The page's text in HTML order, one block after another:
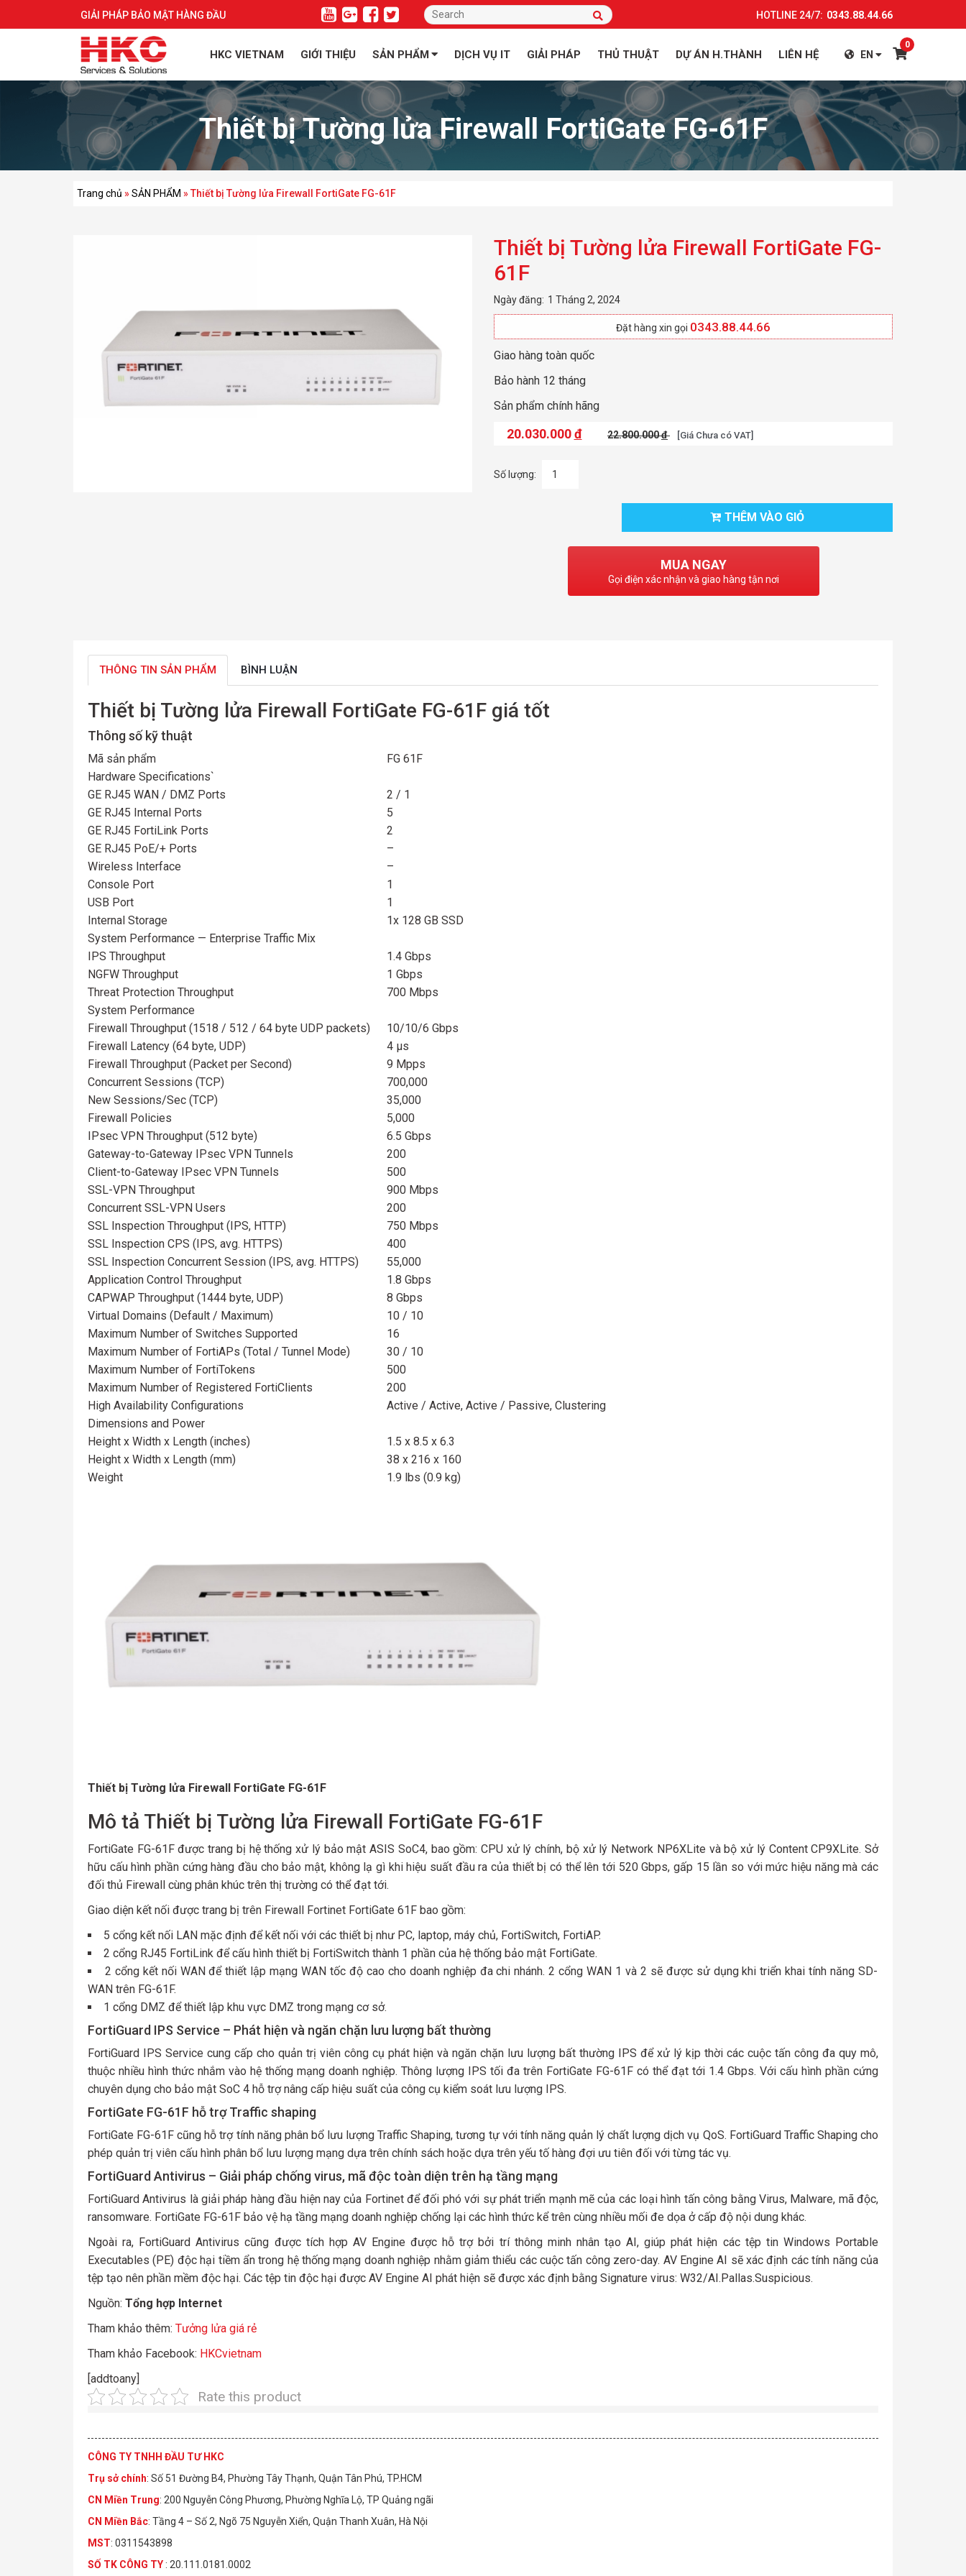
GIẢI PHÁP BẢO MẬT HÀNG ĐẦU HOTLINE 24/7: 0343.88.44.66
HKC VIETNAM GIỚI THIỆU SẢN PHẨM DỊCH VỤ IT GIẢI PHÁP THỦ THUẬT DỰ ÁN H.THÀNH LIÊN HỆ EN
0
Thiết bị Tường lửa Firewall FortiGate FG-61F
Trang chủ »SẢN PHẨM »Thiết bị Tường lửa Firewall FortiGate FG-61F
Thiết bị Tường lửa Firewall FortiGate FG-
61F
Ngày đăng: 1 Tháng 2, 2024
Đặt hàng xin gọi 0343.88.44.66
Giao hàng toàn quốc
Bảo hành 12 tháng
Sản phẩm chính hãng
20.030.000đ 22.800.000đ [Giá Chưa có VAT]
Số lượng:
THÊM VÀO GIỎ
MUA NGAY
Gọi điện xác nhận và giao hàng tận nơi
THÔNG TIN SẢN PHẨM BÌNH LUẬN
Thiết bị Tường lửa Firewall FortiGate FG-61F giá tốt
Thông số kỹ thuật
Mã sản phẩm
FG 61F
Hardware Specifications`
GE RJ45 WAN / DMZ Ports
2 / 1
GE RJ45 Internal Ports
5
GE RJ45 FortiLink Ports
2
GE RJ45 PoE/+ Ports
–
Wireless Interface
–
Console Port
1
USB Port
1
Internal Storage
1x 128 GB SSD
System Performance — Enterprise Traffic Mix
IPS Throughput
1.4 Gbps
NGFW Throughput
1 Gbps
Threat Protection Throughput
700 Mbps
System Performance
Firewall Throughput (1518 / 512 / 64 byte UDP packets)
10/10/6 Gbps
Firewall Latency (64 byte, UDP)
4 μs
Firewall Throughput (Packet per Second)
9 Mpps
Concurrent Sessions (TCP)
700,000
New Sessions/Sec (TCP)
35,000
Firewall Policies
5,000
IPsec VPN Throughput (512 byte)
6.5 Gbps
Gateway-to-Gateway IPsec VPN Tunnels
200
Client-to-Gateway IPsec VPN Tunnels
500
SSL-VPN Throughput
900 Mbps
Concurrent SSL-VPN Users
200
SSL Inspection Throughput (IPS, HTTP)
750 Mbps
SSL Inspection CPS (IPS, avg. HTTPS)
400
SSL Inspection Concurrent Session (IPS, avg. HTTPS)
55,000
Application Control Throughput
1.8 Gbps
CAPWAP Throughput (1444 byte, UDP)
8 Gbps
Virtual Domains (Default / Maximum)
10 / 10
Maximum Number of Switches Supported
16
Maximum Number of FortiAPs (Total / Tunnel Mode)
30 / 10
Maximum Number of FortiTokens
500
Maximum Number of Registered FortiClients
200
High Availability Configurations
Active / Active, Active / Passive, Clustering
Dimensions and Power
Height x Width x Length (inches)
1.5 x 8.5 x 6.3
Height x Width x Length (mm)
38 x 216 x 160
Weight
1.9 lbs (0.9 kg)
Thiết bị Tường lửa Firewall FortiGate FG-61F
Mô tả Thiết bị Tường lửa Firewall FortiGate FG-61F
FortiGate FG-61F được trang bị hệ thống xử lý bảo mật ASIS SoC4, bao gồm: CPU xử lý chính, bộ xử lý Network NP6XLite và bộ xử lý Content CP9XLite. Sở
hữu cấu hình phần cứng hàng đầu cho bảo mật, không lạ gì khi hiệu suất đầu ra của thiết bị có thể lên tới 520 Gbps, gấp 15 lần so với mức hiệu năng mà các
đối thủ Firewall cùng phân khúc trên thị trường có thể đạt tới.
Giao diện kết nối được trang bị trên Firewall Fortinet FortiGate 61F bao gồm:
5 cổng kết nối LAN mặc định để kết nối với các thiết bị như PC, laptop, máy chủ, FortiSwitch, FortiAP.
2 cổng RJ45 FortiLink để cấu hình thiết bị FortiSwitch thành 1 phần của hệ thống bảo mật FortiGate.
2 cổng kết nối WAN để thiết lập mạng WAN tốc độ cao cho doanh nghiệp đa chi nhánh. 2 cổng WAN 1 và 2 sẽ được sử dụng khi triển khai tính năng SD-
WAN trên FG-61F.
1 cổng DMZ để thiết lập khu vực DMZ trong mạng cơ sở.
FortiGuard IPS Service – Phát hiện và ngăn chặn lưu lượng bất thường
FortiGuard IPS Service cung cấp cho quản trị viên công cụ phát hiện và ngăn chặn lưu lượng bất thường IPS để xử lý kịp thời các cuộc tấn công đa quy mô,
thuộc nhiều hình thức nhắm vào hệ thống mạng doanh nghiệp. Thông lượng IPS tối đa trên FortiGate FG-61F có thể đạt tới 1.4 Gbps. Với cấu hình phần cứng
chuyên dụng cho bảo mật SoC 4 hỗ trợ nâng cấp hiệu suất của công cụ kiểm soát lưu lượng IPS.
FortiGate FG-61F hỗ trợ Traffic shaping
FortiGate FG-61F cũng hỗ trợ tính năng phân bổ lưu lượng Traffic Shaping, tương tự với tính năng quản lý chất lượng dịch vụ QoS. FortiGuard Traffic Shaping cho
phép quản trị viên cấu hình phân bổ lưu lượng mạng dựa trên chính sách hoặc dựa trên yếu tố hàng đợi ưu tiên đối với từng tác vụ.
FortiGuard Antivirus – Giải pháp chống virus, mã độc toàn diện trên hạ tầng mạng
FortiGuard Antivirus là giải pháp hàng đầu hiện nay của Fortinet để đối phó với sự phát triển mạnh mẽ của các loại hình tấn công bằng Virus, Malware, mã độc,
ransomware. FortiGate FG-61F bảo vệ hạ tầng mạng doanh nghiệp chống lại các hình thức kể trên cùng nhiều mối đe dọa ở cấp độ nội dung khác.
Ngoài ra, FortiGuard Antivirus cũng được tích hợp AV Engine được hỗ trợ bởi trí thông minh nhân tạo AI, giúp phát hiện các tệp tin Windows Portable
Executables (PE) độc hại tiềm ẩn trong hệ thống mạng doanh nghiệp nhằm giảm thiểu các cuộc tấn công zero-day. AV Engine AI sẽ xác định các tính năng của
tệp tạo nên phần mềm độc hại. Các tệp tin độc hại được AV Engine AI phát hiện sẽ được xác định bằng Signature virus: W32/AI.Pallas.Suspicious.
Nguồn: Tổng hợp Internet
Tham khảo thêm: Tưởng lửa giá rẻ
Tham khảo Facebook: HKCvietnam
[addtoany]
Rate this product
CÔNG TY TNHH ĐẦU TƯ HKC
Trụ sở chính: Số 51 Đường B4, Phường Tây Thạnh, Quận Tân Phú, TP.HCM
CN Miền Trung: 200 Nguyễn Công Phương, Phường Nghĩa Lộ, TP Quảng ngãi
CN Miền Bắc: Tầng 4 – Số 2, Ngõ 75 Nguyễn Xiển, Quận Thanh Xuân, Hà Nội
MST: 0311543898
SỐ TK CÔ NG TY : 20.111.0181.0002